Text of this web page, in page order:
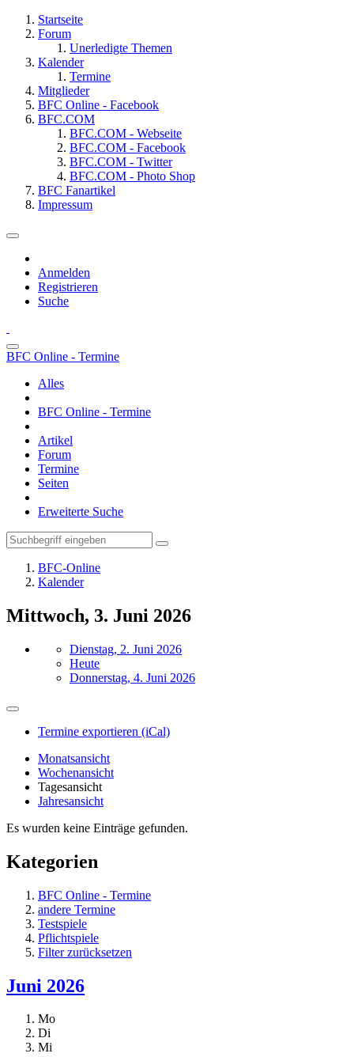
Startseite
Forum
Unerledigte Themen
Kalender
Termine
Mitglieder
BFC Online - Facebook
BFC.COM
BFC.COM - Webseite
BFC.COM - Facebook
BFC.COM - Twitter
BFC.COM - Photo Shop
BFC Fanartikel
Impressum
Anmelden
Registrieren
Suche
BFC Online - Termine
Alles
BFC Online - Termine
Artikel
Forum
Termine
Seiten
Erweiterte Suche
BFC-Online
Kalender
Mittwoch, 3. Juni 2026
Dienstag, 2. Juni 2026
Heute
Donnerstag, 4. Juni 2026
Termine exportieren (iCal)
Monatsansicht
Wochenansicht
Tagesansicht
Jahresansicht
Es wurden keine Einträge gefunden.
Kategorien
BFC Online - Termine
andere Termine
Testspiele
Pflichtspiele
Filter zurücksetzen
Juni 2026
Mo
Di
Mi